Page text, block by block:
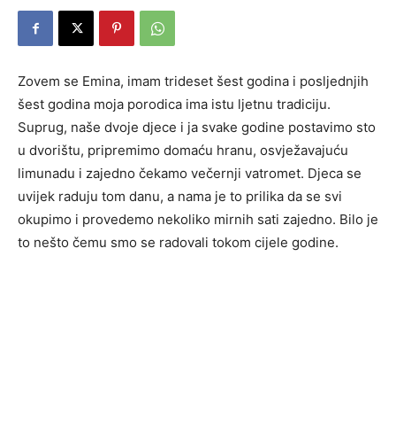
Zovem se Emina, imam trideset šest godina i posljednjih
šest godina moja porodica ima istu ljetnu tradiciju.
Suprug, naše dvoje djece i ja svake godine postavimo sto
u dvorištu, pripremimo domaću hranu, osvježavajuću
limunadu i zajedno čekamo večernji vatromet. Djeca se
uvijek raduju tom danu, a nama je to prilika da se svi
okupimo i provedemo nekoliko mirnih sati zajedno. Bilo je
to nešto čemu smo se radovali tokom cijele godine.